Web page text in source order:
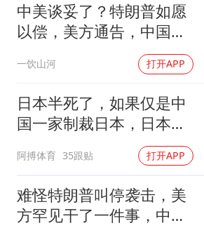
中美谈妥了？特朗普如愿
以偿，美方通告，中国增
一饮山河 打开APP
日本半死了，如果仅是中
国一家制裁日本，日本可
阿搏体育 35跟贴 打开APP
难怪特朗普叫停袭击，美
方罕见干了一件事，中方